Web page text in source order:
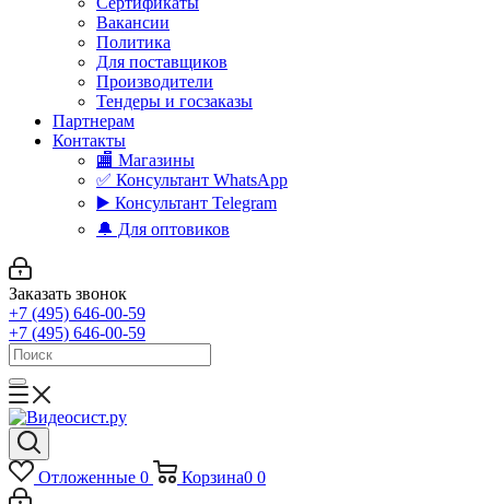
Вакансии
Политика
Для поставщиков
Производители
Тендеры и госзаказы
Партнерам
Контакты
🏬 Магазины
✅️ Консультант WhatsApp
▶️ Консультант Telegram
🔔 Для оптовиков
Заказать звонок
+7 (495) 646-00-59
+7 (495) 646-00-59
Отложенные 0 Корзина0 0